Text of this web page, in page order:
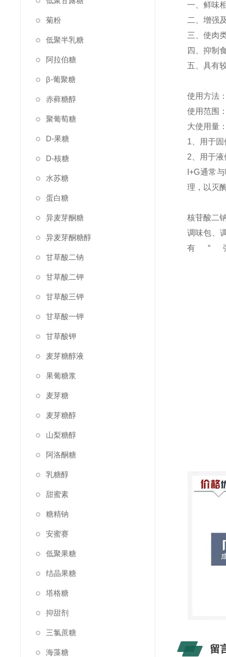
菊粉
低聚半乳糖
阿拉伯糖
β-葡聚糖
赤藓糖醇
聚葡萄糖
D-果糖
D-核糖
水苏糖
蛋白糖
异麦芽酮糖
异麦芽酮糖醇
甘草酸二钠
甘草酸二钾
甘草酸三钾
甘草酸一钾
甘草酸钾
麦芽糖醇液
果葡糖浆
麦芽糖
麦芽糖醇
山梨糖醇
阿洛酮糖
乳糖醇
甜蜜素
糖精钠
安蜜赛
低聚果糖
结晶果糖
塔格糖
抑甜剂
三氯蔗糖
海藻糖
一、鲜味
二、增强
三、使肉
四、抑制
五、具有
使用方法
使用范围
大使用量
1、用于
2、用于
I+G通常
理，以灭
核苷酸二
调味包、
有“
留